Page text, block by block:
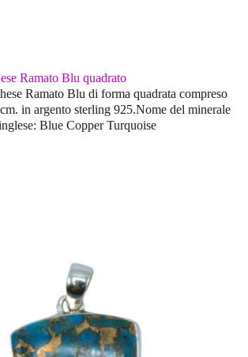
Ramato Blu quadrato
Ramato Blu di forma quadrata compreso
in argento sterling 925.Nome del minerale
Blue Copper Turquoise